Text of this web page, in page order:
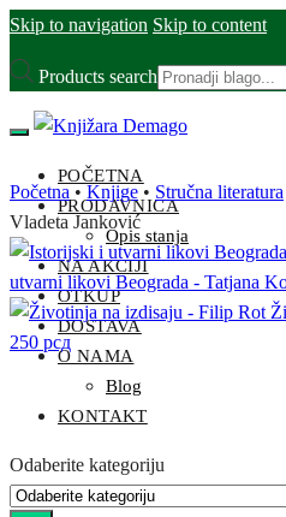
Skip to navigation Skip to content
Products search
POČETNA
PRODAVNICA
Opis stanja
NA AKCIJI
OTKUP
DOSTAVA
O NAMA
Blog
KONTAKT
Odaberite kategoriju
Početna • Knjige • Stručna literatura
Vladeta Janković
utvarni likovi Beograda - Tatjana
250 рсд